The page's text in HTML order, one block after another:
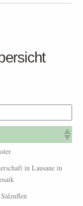
in Lausane in